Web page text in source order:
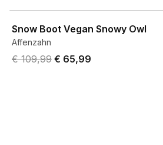
Snow Boot Vegan Snowy Owl
Affenzahn
Original price was € 109,99.
€ 109,99 Current price is € 65,99.
€ 65,99